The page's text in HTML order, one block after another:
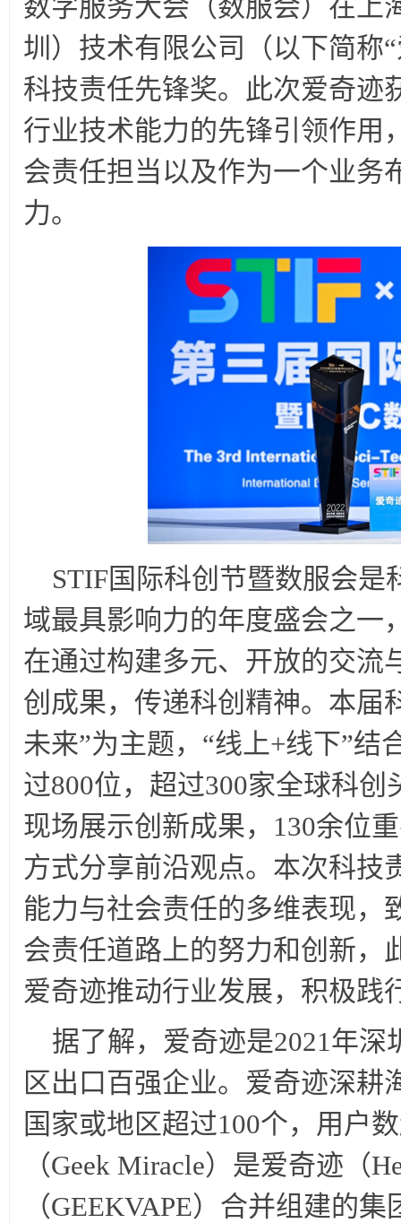
数字服务大会（数服会）在上
圳）技术有限公司（以下简称
科技责任先锋奖。此次爱奇迹
行业技术能力的先锋引领作用
会责任担当以及作为一个业务
力。
STIF国际科创节暨数服会是
域最具影响力的年度盛会之一
在通过构建多元、开放的交流
创成果，传递科创精神。本届
未来”为主题，“线上+线下”结
过800位，超过300家全球科
现场展示创新成果，130余位
方式分享前沿观点。本次科技
能力与社会责任的多维表现，
会责任道路上的努力和创新，
爱奇迹推动行业发展，积极践
据了解，爱奇迹是2021年深
区出口百强企业。爱奇迹深耕
国家或地区超过100个，用户
（Geek Miracle）是爱奇迹（
（GEEKVAPE）合并组建的